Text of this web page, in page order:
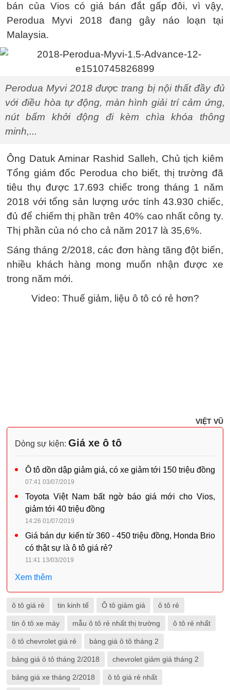
bán của Vios có giá bán đắt gấp đôi, vì vậy,
Perodua Myvi 2018 đang gây náo loạn tại
Malaysia.
Perodua Myvi 2018 được trang bị nội thất đầy đủ
với điều hòa tự động, màn hình giải trí cảm ứng,
nút bấm khởi động đi kèm chìa khóa thông
minh,...
Ông Datuk Aminar Rashid Salleh, Chủ tịch kiêm
Tổng giám đốc Perodua cho biết, thị trường đã
tiêu thụ được 17.693 chiếc trong tháng 1 năm
2018 với tổng sản lượng ước tính 43.930 chiếc,
đủ để chiếm thị phần trên 40% cao nhất công ty.
Thị phần của nó cho cả năm 2017 là 35,6%.
Sáng tháng 2/2018, các đơn hàng tăng đột biến,
nhiều khách hàng mong muốn nhận được xe
trong năm mới.
Video: Thuế giảm, liệu ô tô có rẻ hơn?
VIỆT VŨ
Dòng sự kiện: Giá xe ô tô
Ô tô dồn dập giảm giá, có xe giảm tới 150 triệu đồng
07:41 03/07/2019
Toyota Việt Nam bất ngờ báo giá mới cho Vios,
giảm tới 40 triệu đồng
14:26 01/07/2019
Giá bán dự kiến từ 360 - 450 triệu đồng, Honda Brio
có thật sự là ô tô giá rẻ?
11:41 13/03/2019
Xem thêm
ô tô giá rẻ tin kinh tế Ô tô giảm giá ô tô rẻ
tin ô tô xe máy mẫu ô tô rẻ nhất thị trường ô tô rẻ nhất
ô tô chevrolet giá rẻ bảng giá ô tô tháng 2
bảng giá ô tô tháng 2/2018 chevrolet giảm giá tháng 2
bảng giá xe tháng 2/2018 ô tô giá rẻ nhất